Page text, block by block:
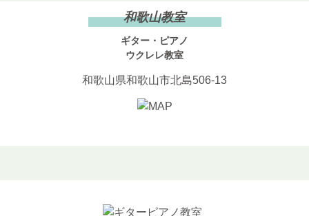
和歌山教室
ギター・ピアノ
ウクレレ教室
和歌山県和歌山市北島506-13